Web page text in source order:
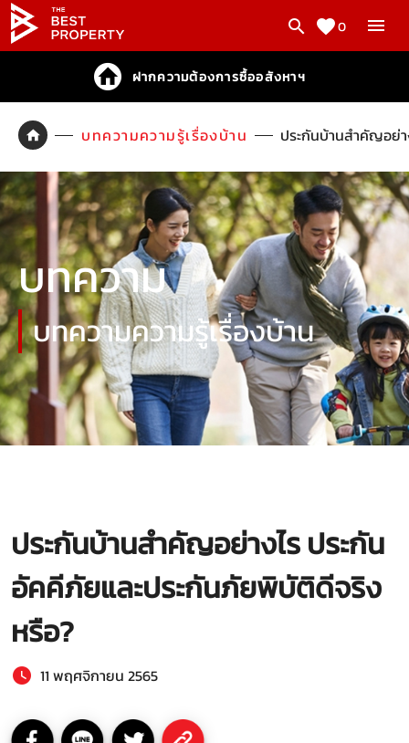
0
ฝากความต้องการซื้ออสังหาฯ
บทความความรู้เรื่องบ้าน ประกันบ้านสำคัญอย่
บทความ
บทความความรู้เรื่องบ้าน
ประกันบ้านสำคัญอย่างไร ประกัน
อัคคีภัยและประกันภัยพิบัติดีจริง
หรือ?
11 พฤศจิกายน 2565